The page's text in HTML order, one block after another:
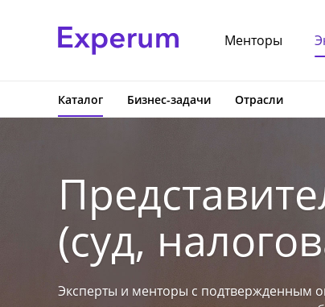
Менторы
Каталог Бизнес-задачи Отрасли
(суд,
Эксперты и менторы с подтвержденным